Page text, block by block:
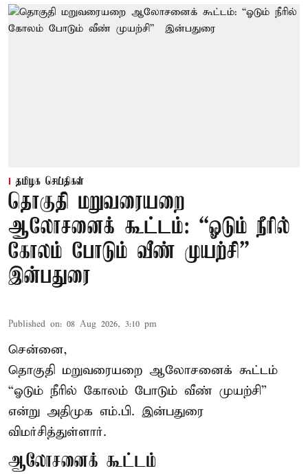
தமிழக செய்திகள்
தொகுதி மறுவரையறை
ஆலோசனைக் கூட்டம்: “ஓடும் நீரில்
கோலம் போடும் வீண் முயற்சி” –
இன்பதுரை
Published on: 08 Aug 2026, 3:10 pm
சென்னை,
தொகுதி மறுவரையறை ஆலோசனைக் கூட்டம்
“ஓடும் நீரில் கோலம் போடும் வீண் முயற்சி”
என்று அதிமுக எம்.பி. இன்பதுரை
விமர்சித்துள்ளார்.
ஆலோசனைக் கூட்டம்